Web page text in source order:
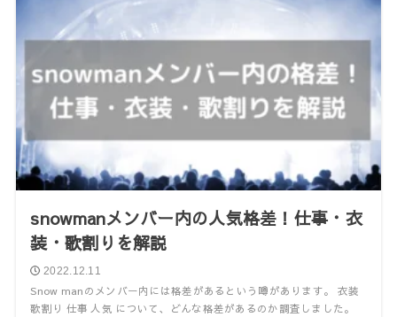
snowmanメンバー内の人気格差！仕事・衣
装・歌割りを解説
2022.12.11
Snow manのメンバー内には格差があるという噂があります。 衣装
歌割り 仕事 人気 について、どんな格差があるのか調査しました。